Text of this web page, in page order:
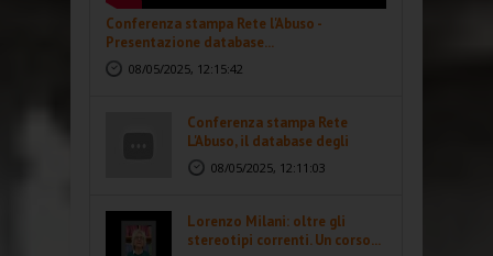
Conferenza stampa Rete l'Abuso -
Presentazione database...
08/05/2025, 12:15:42
Conferenza stampa Rete
L'Abuso, il database degli
abusi...08/05/2025, 12:11:03
Lorenzo Milani: oltre gli
stereotipi correnti. Un corso...